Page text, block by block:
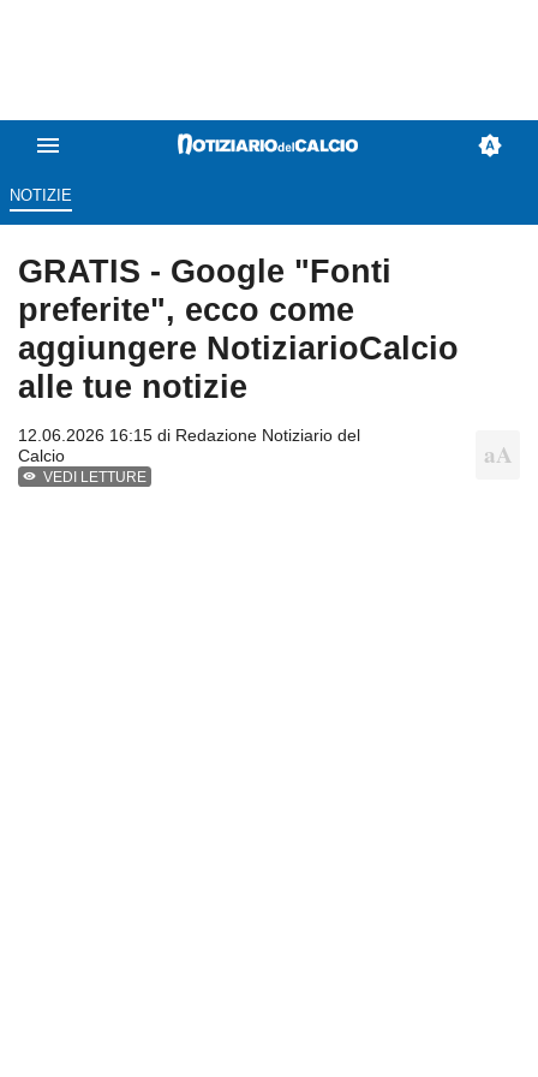
NOTIZIE
GRATIS - Google "Fonti
preferite", ecco come
aggiungere NotiziarioCalcio
alle tue notizie
12.06.2026 16:15 di Redazione Notiziario del
Calcio
VEDI LETTURE